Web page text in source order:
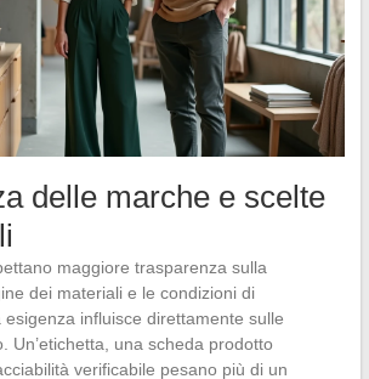
delle marche e scelte
maggiore trasparenza sulla
dei materiali e le condizioni di
influisce direttamente sulle
Un’etichetta, una scheda prodotto
verificabile pesano più di un